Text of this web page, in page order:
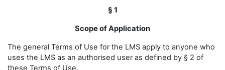
§ 1
Scope of Application
The general Terms of Use for the LMS apply to anyone who
uses the LMS as an authorised user as defined by § 2 of
these Terms of Use.